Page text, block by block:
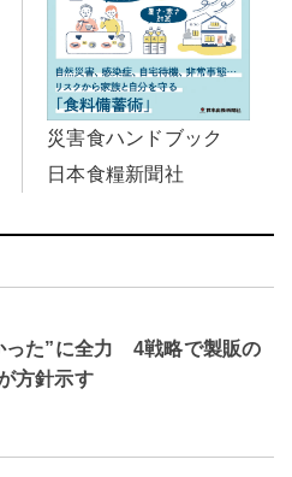
災害食ハンドブック
日本食糧新聞社
った”に全力 4戦略で製販の
方針示す